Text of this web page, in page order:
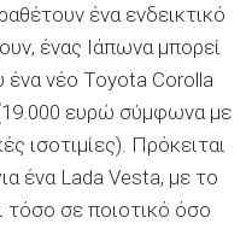
ένα ενδεικτικό
ένας Ιάπωνα μπορεί
ένα νέο Toyota Corolla
ευρώ σύμφωνα με
ισοτιμίες). Πρόκειται
ένα Lada Vesta, με το
τόσο σε ποιοτικό όσο